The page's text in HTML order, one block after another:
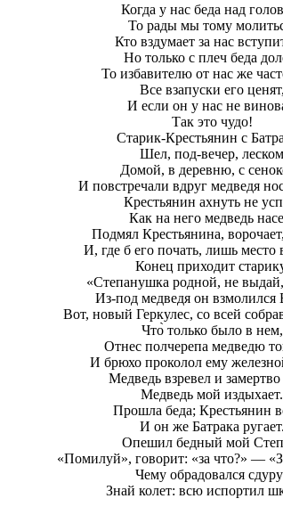
Когда у нас беда над
То рады мы тому
Кто вздумает за нас
Но только с плеч беда
То избавителю от нас же
Все взапуски его ценят,
И если он у нас не
Так это чудо!
Старик-Крестьянин с
Шел, под-вечер, леском
Домой, в деревню, с
И повстречали вдруг медведя
Крестьянин ахнуть не
Как на него медведь
Подмял Крестьянина,
И, где б его почать, лишь место
Конец приходит
«Степанушка родной, не
Из-под медведя он взмолился
Вот, новый Геркулес, со всей
Что̀ только было в нем,
Отнес полчерепа медведю
И брюхо проколол ему
Медведь взревел и
Медведь мой издыхает.
Прошла беда; Крестьянин
И он же Батрака ругает.
Опешил бедный мой
«Помилуй», говорит: «за что?» —
Чему обрадовался
Знай колет: всю испортил